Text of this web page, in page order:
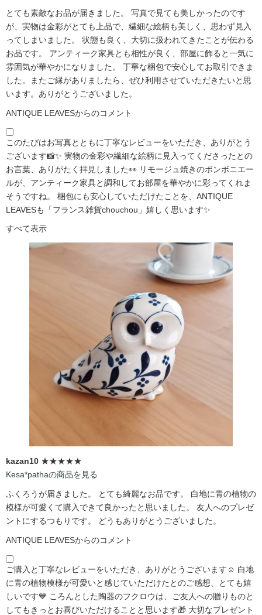
とても素敵なお品が届きました。 写真で見ても美しかったのです
が、実物は金彩がとても上品で、繊細な絵柄も美しく、思わず見入
ってしまいました。 状態も良く、大切に扱われてきたことが伝わる
お品です。 アンティーク家具とも相性が良く、部屋に飾ると一気に
雰囲気が華やかになりました。 丁寧な梱包で安心してお取引できま
した。またご縁がありましたら、ぜひ利用させていただきたいと思
います。ありがとうございました。
ANTIQUE LEAVESからのコメント
このたびはお写真とともに丁寧なレビューをいただき、ありがとう
ございます📸✨ 実物の金彩や繊細な絵柄に見入ってくださったとの
お言葉、ありがたく拝見しました👀 リモージュ焼きのボンボニエー
ルが、アンティーク家具と調和してお部屋を華やかに彩ってくれま
そうですね。 梱包にも安心していただけたことを、ANTIQUE
LEAVESも「フランス雑貨chouchou」嬉しく思います✨
すべて表示
kazan10 ★★★★★
Kesa*pathaの商品を見る
ふくろうが届きました。 とても綺麗なお品です。 白地に青の植物の
模様が可愛くて購入できて良かったと思いました。 友人へのプレゼ
ントにするつもりです。 どうもありがとうございました。
ANTIQUE LEAVESからのコメント
ご購入と丁寧なレビューをいただき、ありがとうございます☺️ 白地
に青の植物模様が可愛いと感じていただけたとのご感想、とても嬉
しいです💙 ころんとした陶器のフクロウは、ご友人への贈りものと
してもきっとお喜びいただけることと思います🎁 大切なプレゼント